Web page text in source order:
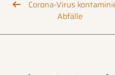
Corona-Virus
Abfälle